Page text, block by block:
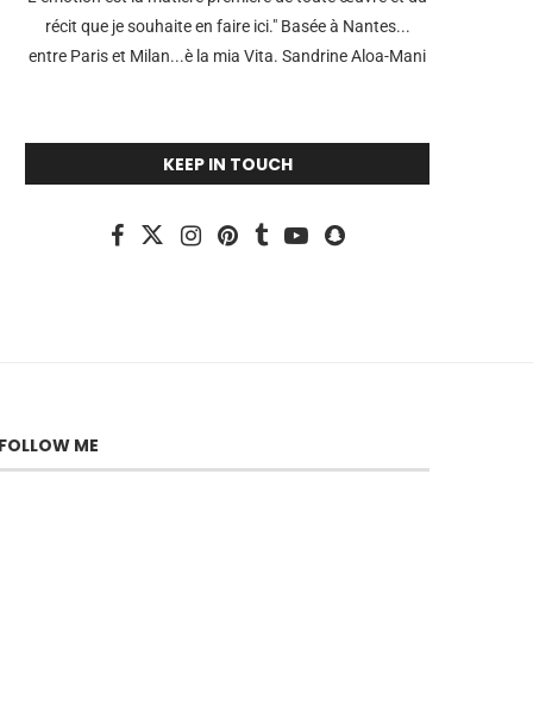
récit que je souhaite en faire ici." Basée à Nantes...
entre Paris et Milan...è la mia Vita. Sandrine Aloa-Mani
KEEP IN TOUCH
ME